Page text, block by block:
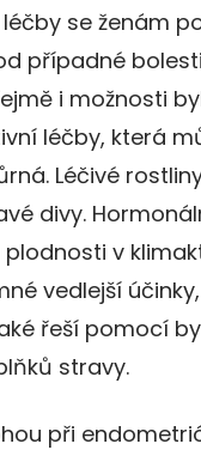
se ženám
případné
i možnosti
léčby, která
Léčivé
divy.
v
vedlejší
řeší pomocí
stravy.
při